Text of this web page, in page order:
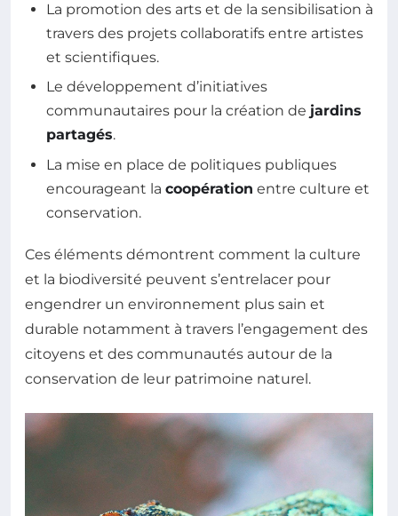
La promotion des arts et de la sensibilisation à
travers des projets collaboratifs entre artistes
et scientifiques.
Le développement d’initiatives
communautaires pour la création de jardins
partagés.
La mise en place de politiques publiques
encourageant la coopération entre culture et
conservation.
Ces éléments démontrent comment la culture
et la biodiversité peuvent s’entrelacer pour
engendrer un environnement plus sain et
durable notamment à travers l’engagement des
citoyens et des communautés autour de la
conservation de leur patrimoine naturel.